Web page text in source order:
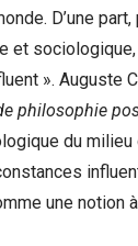
D’une
et
». Auguste
philosophie
du milieu
une notion